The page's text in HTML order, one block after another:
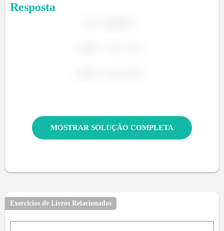
Resposta
MOSTRAR SOLUÇÃO COMPLETA
Exercícios de Livros Relacionados